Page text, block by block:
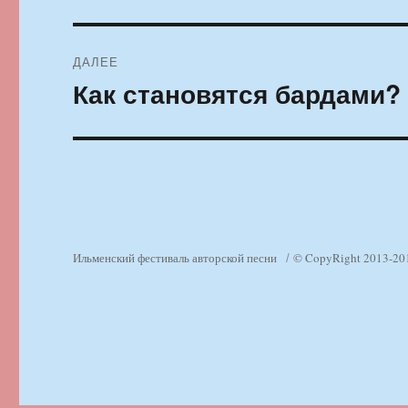
ДАЛЕЕ
Следующая
Как становятся бардами?
Ильменский фестиваль авторской песни © CopyRight 2013-